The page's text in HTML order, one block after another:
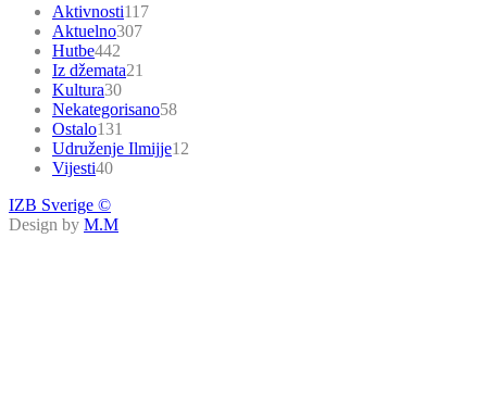
Aktivnosti117
Aktuelno307
Hutbe442
Iz džemata21
Kultura30
Nekategorisano58
Ostalo131
Udruženje Ilmijje12
Vijesti40
IZB Sverige ©
Design by M.M